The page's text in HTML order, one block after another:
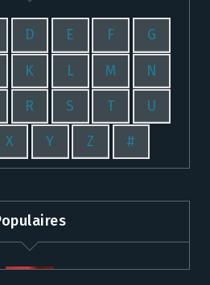
D E F G
K L M N
R S T U
X Y Z #